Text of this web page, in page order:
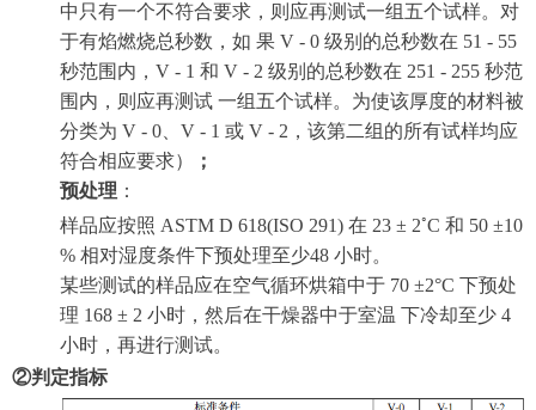
中只有一个不符合要求，则应再测试一组五个试样。对
于有焰燃烧总秒数，如 果 V - 0 级别的总秒数在 51 - 55
秒范围内，V - 1 和 V - 2 级别的总秒数在 251 - 255 秒范
围内，则应再测试 一组五个试样。为使该厚度的材料被
分类为 V - 0、V - 1 或 V - 2，该第二组的所有试样均应
符合相应要求）
；
预处理 ：
样品应按照 ASTM D 618(ISO 291) 在 23 ± 2◦C 和 50 ±10
% 相对湿度条件下预处理至少48 小时。
某些测试的样品应在空气循环烘箱中于 70 ±2°C 下预处
理 168 ± 2 小时，然后在干燥器中于室温 下冷却至少 4
小时，再进行测试。
②判定指标